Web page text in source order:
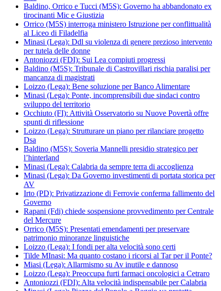
Baldino, Orrico e Tucci (M5S): Governo ha abbandonato ex
tirocinanti Mic e Giustizia
Orrico (M5S) interroga ministero Istruzione per conflittualità
al Liceo di Filadelfia
Minasi (Lega): Ddl su violenza di genere prezioso intervento
per tutela delle donne
Antoniozzi (FDI): Sui Lea compiuti progressi
Baldino (M5S): Tribunale di Castrovillari rischia paralisi per
mancanza di magistrati
Loizzo (Lega): Bene soluzione per Banco Alimentare
Minasi (Lega): Ponte, incomprensibili due sindaci contro
sviluppo del territorio
Occhiuto (FI): Attività Osservatorio su Nuove Povertà offre
spunti di riflessione
Loizzo (Lega): Strutturare un piano per rilanciare progetto
Dsa
Baldino (M5S): Soveria Mannelli presidio strategico per
l’hinterland
Minasi (Lega): Calabria da sempre terra di accoglienza
Minasi (Lega): Da Governo investimenti di portata storica per
AV
Irto (PD): Privatizzazione di Ferrovie conferma fallimento del
Governo
Rapani (Fdi) chiede sospensione provvedimento per Centrale
del Mercure
Orrico (M5S): Presentati emendamenti per preservare
patrimonio minoranze linguistiche
Loizzo (Lega): I fondi per alta velocità sono certi
Tilde MInasi: Ma quanto costano i ricorsi al Tar per il Ponte?
Miasi (Lega): Allarmismo su Av inutile e dannoso
Loizzo (Lega): Preoccupa furti farmaci oncologici a Cetraro
Antoniozzi (FDI): Alta velocità indispensabile per Calabria